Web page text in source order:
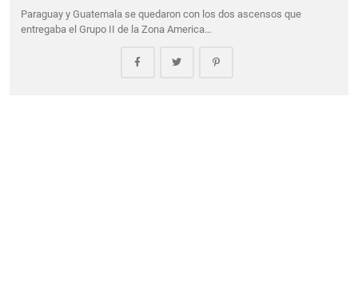
Paraguay y Guatemala se quedaron con los dos ascensos que
entregaba el Grupo II de la Zona America…